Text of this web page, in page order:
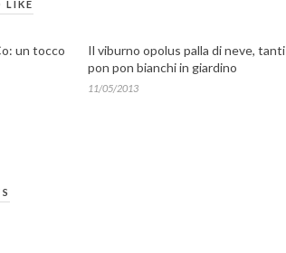
LIKE
un tocco
Il viburno opolus palla di neve, tanti
pon pon bianchi in giardino
11/05/2013